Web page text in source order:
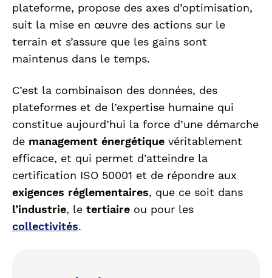
plateforme, propose des axes d’optimisation,
suit la mise en œuvre des actions sur le
terrain et s’assure que les gains sont
maintenus dans le temps.
C’est la combinaison des données, des
plateformes et de l’expertise humaine qui
constitue aujourd’hui la force d’une démarche
de management énergétique véritablement
efficace, et qui permet d’atteindre la
certification ISO 50001 et de répondre aux
exigences réglementaires, que ce soit dans
l’industrie, le tertiaire ou pour les
collectivités.